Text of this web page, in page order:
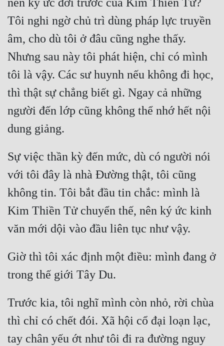
nén ký ức đời trước của Kim Thiền Tử?
Tôi nghi ngờ chủ trì dùng pháp lực truyền
âm, cho dù tôi ở đâu cũng nghe thấy.
Nhưng sau này tôi phát hiện, chỉ có mình
tôi là vậy. Các sư huynh nếu không đi học,
thì thật sự chẳng biết gì. Ngay cả những
người đến lớp cũng không thể nhớ hết nội
Sự việc thần kỳ đến mức, dù có người nói
với tôi đây là nhà Đường thật, tôi cũng
không tin. Tôi bắt đầu tin chắc: mình là
Kim Thiền Tử chuyển thế, nên ký ức kinh
Giờ thì tôi xác định một điều: mình đang ở
Trước kia, tôi nghĩ mình còn nhỏ, rời chùa
thì chỉ có chết đói. Xã hội cổ đại loạn lạc,
tay chân yếu ớt như tôi đi ra đường nguy